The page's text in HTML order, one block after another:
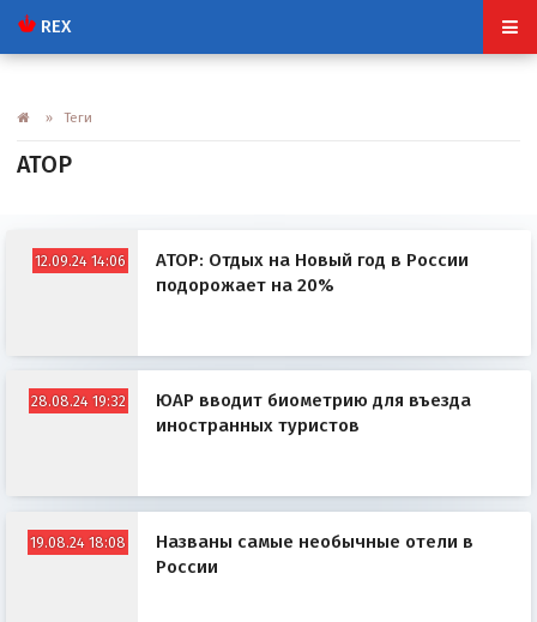
REX
» Теги
АТОР
12.09.24 14:06
АТОР: Отдых на Новый год в России
подорожает на 20%
28.08.24 19:32
ЮАР вводит биометрию для въезда
иностранных туристов
19.08.24 18:08
Названы самые необычные отели в
России